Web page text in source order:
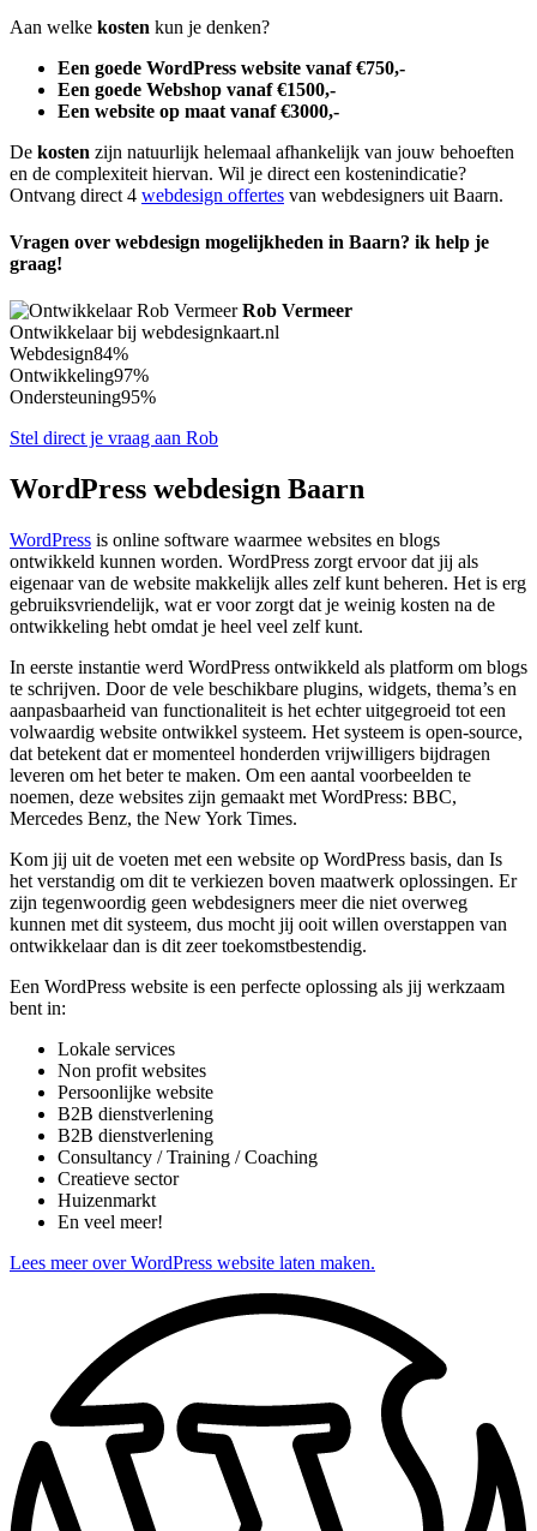
Aan welke kosten kun je denken?
Een goede WordPress website vanaf €750,-
Een goede Webshop vanaf €1500,-
Een website op maat vanaf €3000,-
De kosten zijn natuurlijk helemaal afhankelijk van jouw behoeften
en de complexiteit hiervan. Wil je direct een kostenindicatie?
Ontvang direct 4 webdesign offertes van webdesigners uit Baarn.
Vragen over webdesign mogelijkheden in Baarn? ik help je
graag!
Rob Vermeer
Ontwikkelaar bij webdesignkaart.nl
Webdesign84%
Ontwikkeling97%
Ondersteuning95%
Stel direct je vraag aan Rob
WordPress webdesign Baarn
WordPress is online software waarmee websites en blogs
ontwikkeld kunnen worden. WordPress zorgt ervoor dat jij als
eigenaar van de website makkelijk alles zelf kunt beheren. Het is erg
gebruiksvriendelijk, wat er voor zorgt dat je weinig kosten na de
ontwikkeling hebt omdat je heel veel zelf kunt.
In eerste instantie werd WordPress ontwikkeld als platform om blogs
te schrijven. Door de vele beschikbare plugins, widgets, thema’s en
aanpasbaarheid van functionaliteit is het echter uitgegroeid tot een
volwaardig website ontwikkel systeem. Het systeem is open-source,
dat betekent dat er momenteel honderden vrijwilligers bijdragen
leveren om het beter te maken. Om een aantal voorbeelden te
noemen, deze websites zijn gemaakt met WordPress: BBC,
Mercedes Benz, the New York Times.
Kom jij uit de voeten met een website op WordPress basis, dan Is
het verstandig om dit te verkiezen boven maatwerk oplossingen. Er
zijn tegenwoordig geen webdesigners meer die niet overweg
kunnen met dit systeem, dus mocht jij ooit willen overstappen van
ontwikkelaar dan is dit zeer toekomstbestendig.
Een WordPress website is een perfecte oplossing als jij werkzaam
bent in:
Lokale services
Non profit websites
Persoonlijke website
B2B dienstverlening
B2B dienstverlening
Consultancy / Training / Coaching
Creatieve sector
Huizenmarkt
En veel meer!
Lees meer over WordPress website laten maken.